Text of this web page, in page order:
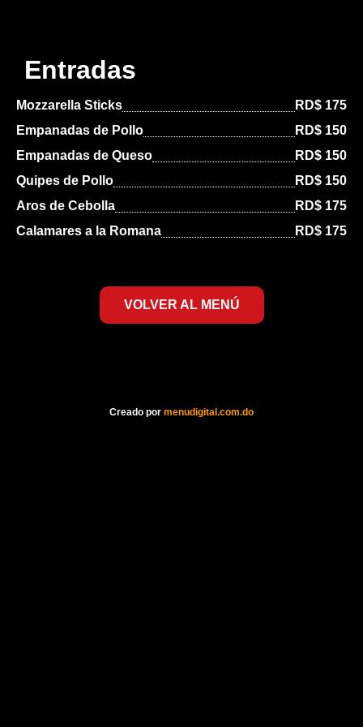
Entradas
Mozzarella Sticks
RD$ 175
Empanadas de Pollo
RD$ 150
Empanadas de Queso
RD$ 150
Quipes de Pollo
RD$ 150
Aros de Cebolla
RD$ 175
Calamares a la Romana
RD$ 175
VOLVER AL MENÚ
Creado por menudigital.com.do